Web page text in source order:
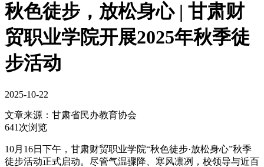
秋色徒步，放松身心 | 甘肃财
贸职业学院开展2025年秋季徒
步活动
2025-10-22
文章来源： 甘肃省民办教育协会
641次浏览
10月16日下午，甘肃财贸职业学院“秋色徒步·放松身心”秋季
徒步活动正式启动。尽管气温骤降、寒风凛冽，校领导与近百